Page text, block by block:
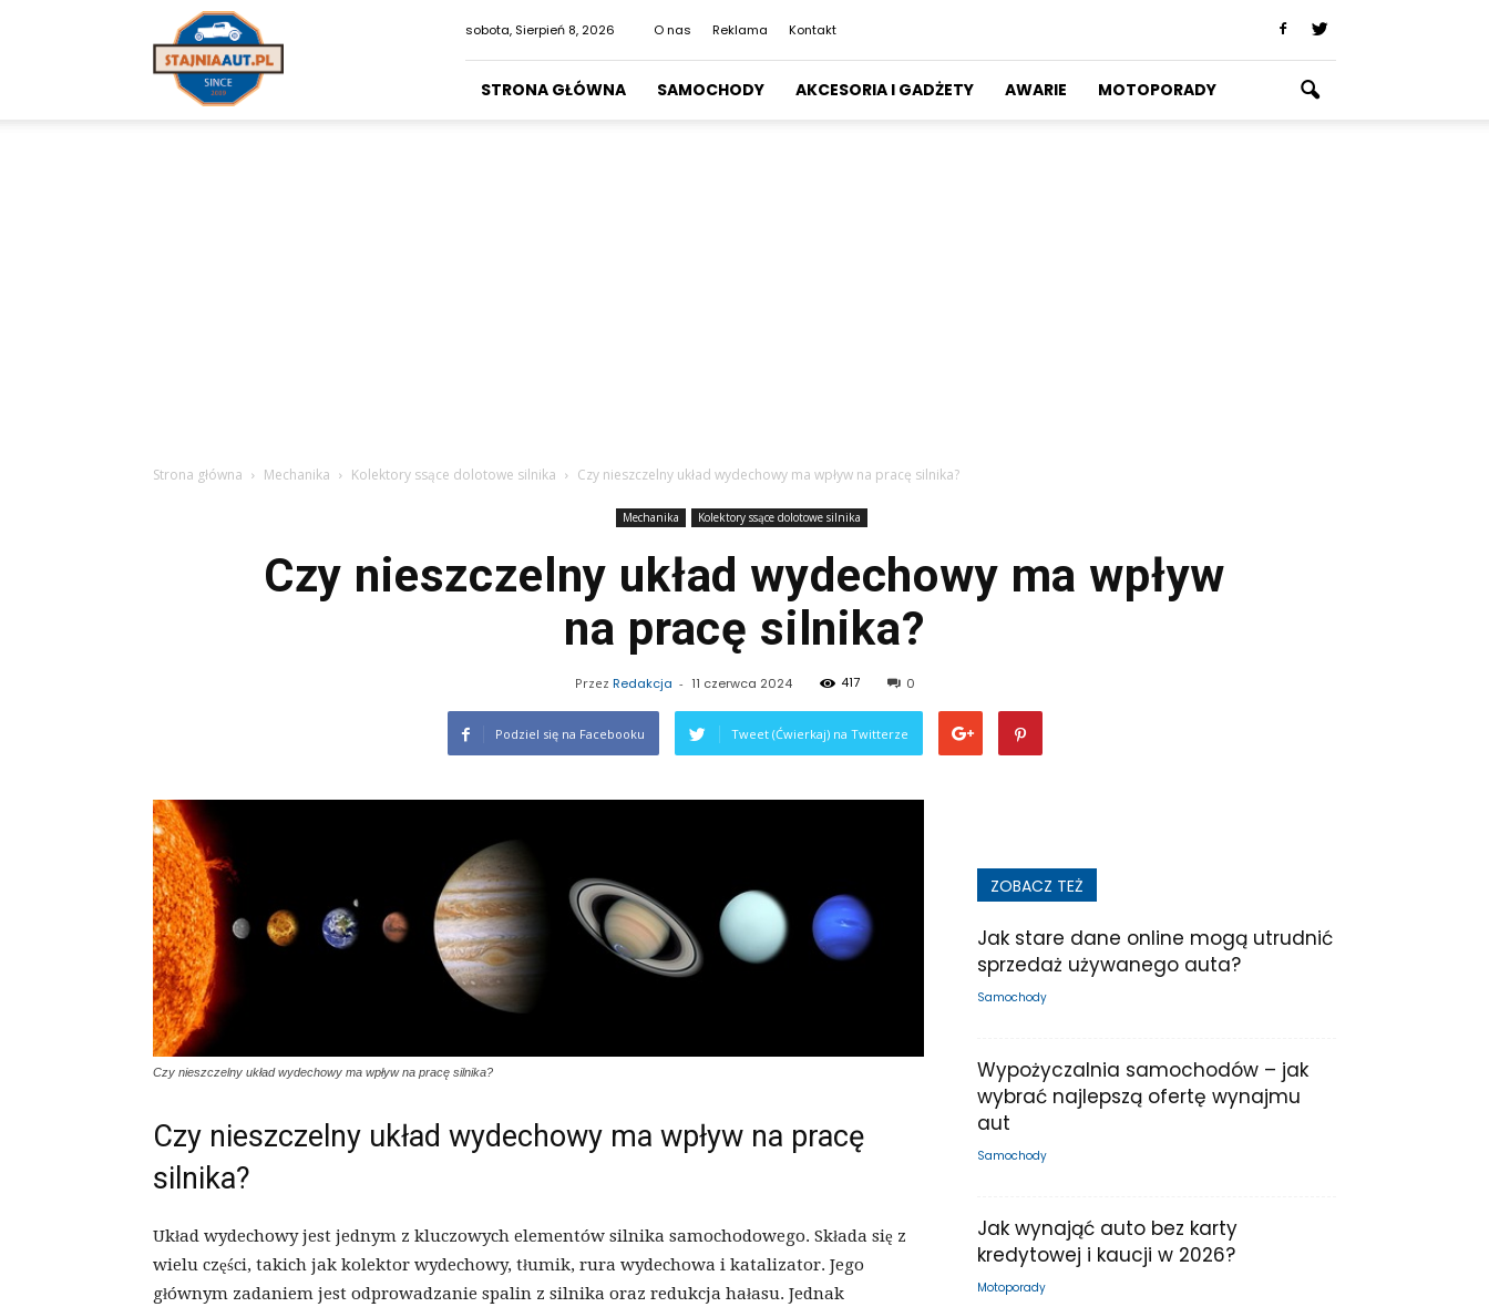
Stajniaaut.pl
sobota, Sierpień 8, 2026 O nas Reklama Kontakt
STRONA GŁÓWNA SAMOCHODY AKCESORIA I GADŻETY AWARIE MOTOPORADY
Strona główna Mechanika Kolektory ssące dolotowe silnika Czy nieszczelny układ wydechowy ma wpływ na pracę silnika?
Mechanika Kolektory ssące dolotowe silnika
Czy nieszczelny układ wydechowy ma wpływ
na pracę silnika?
Przez Redakcja - 11 czerwca 2024 417 0
Podziel się na Facebooku Tweet (Ćwierkaj) na Twitterze
Czy nieszczelny układ wydechowy ma wpływ na pracę silnika?
Czy nieszczelny układ wydechowy ma wpływ na pracę
silnika?
Układ wydechowy jest jednym z kluczowych elementów silnika samochodowego. Składa się z
wielu części, takich jak kolektor wydechowy, tłumik, rura wydechowa i katalizator. Jego
głównym zadaniem jest odprowadzanie spalin z silnika oraz redukcja hałasu. Jednak
ZOBACZ TEŻ
Jak stare dane online mogą utrudnić
sprzedaż używanego auta?
Samochody
Wypożyczalnia samochodów – jak
wybrać najlepszą ofertę wynajmu
aut
Samochody
Jak wynająć auto bez karty
kredytowej i kaucji w 2026?
Motoporady